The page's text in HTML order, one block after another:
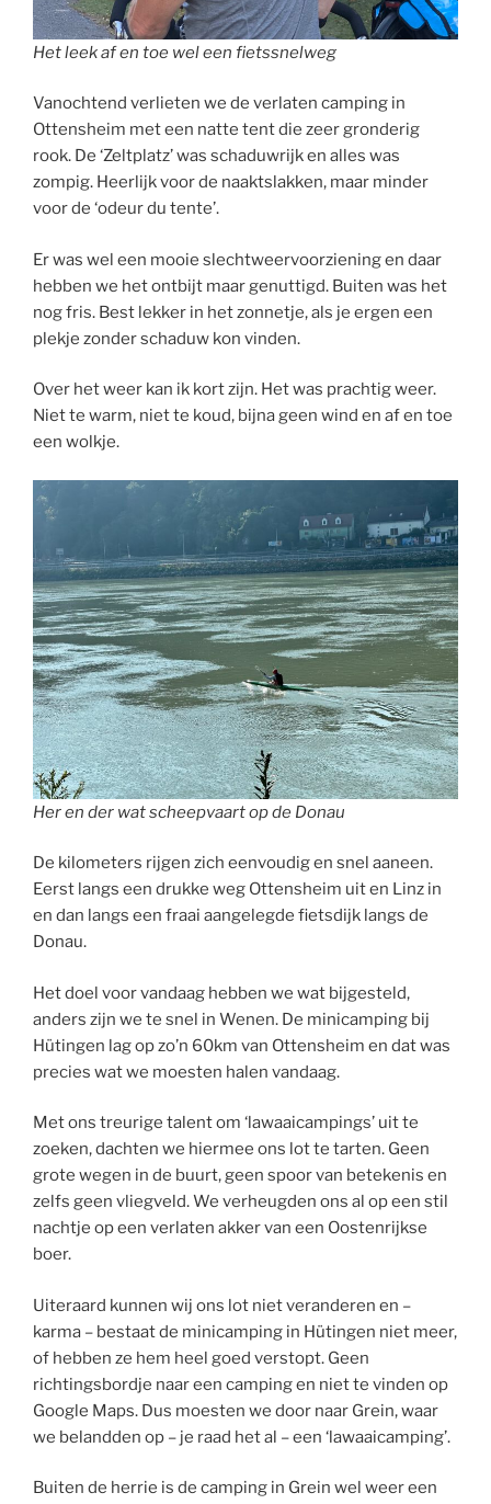
Het leek af en toe wel een fietssnelweg
Vanochtend verlieten we de verlaten camping in
Ottensheim met een natte tent die zeer gronderig
rook. De ‘Zeltplatz’ was schaduwrijk en alles was
zompig. Heerlijk voor de naaktslakken, maar minder
voor de ‘odeur du tente’.
Er was wel een mooie slechtweervoorziening en daar
hebben we het ontbijt maar genuttigd. Buiten was het
nog fris. Best lekker in het zonnetje, als je ergen een
plekje zonder schaduw kon vinden.
Over het weer kan ik kort zijn. Het was prachtig weer.
Niet te warm, niet te koud, bijna geen wind en af en toe
een wolkje.
Her en der wat scheepvaart op de Donau
De kilometers rijgen zich eenvoudig en snel aaneen.
Eerst langs een drukke weg Ottensheim uit en Linz in
en dan langs een fraai aangelegde fietsdijk langs de
Donau.
Het doel voor vandaag hebben we wat bijgesteld,
anders zijn we te snel in Wenen. De minicamping bij
Hütingen lag op zo’n 60km van Ottensheim en dat was
precies wat we moesten halen vandaag.
Met ons treurige talent om ‘lawaaicampings’ uit te
zoeken, dachten we hiermee ons lot te tarten. Geen
grote wegen in de buurt, geen spoor van betekenis en
zelfs geen vliegveld. We verheugden ons al op een stil
nachtje op een verlaten akker van een Oostenrijkse
boer.
Uiteraard kunnen wij ons lot niet veranderen en –
karma – bestaat de minicamping in Hütingen niet meer,
of hebben ze hem heel goed verstopt. Geen
richtingsbordje naar een camping en niet te vinden op
Google Maps. Dus moesten we door naar Grein, waar
we belandden op – je raad het al – een ‘lawaaicamping’.
Buiten de herrie is de camping in Grein wel weer een